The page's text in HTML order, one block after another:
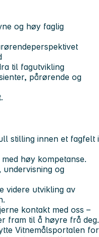
og høy faglig
til fagutvikling
pårørende og
stilling innen et fagfelt i
høy kompetanse.
og
videre utvikling av
kontakt med oss –
fram til å høyre frå deg.
Vitnemålsportalen for